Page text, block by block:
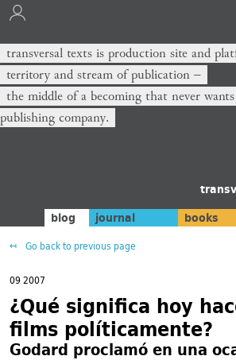
transversal texts is production site and
territory and stream of publication −
the middle of a becoming that never
publishing company.
blog journal books
Go back to previous page
09 2007
¿Qué significa hoy
films políticamente?
Godard proclamó en una